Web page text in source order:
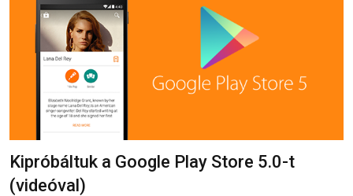
Kipróbáltuk a Google Play Store 5.0-t
(videóval)